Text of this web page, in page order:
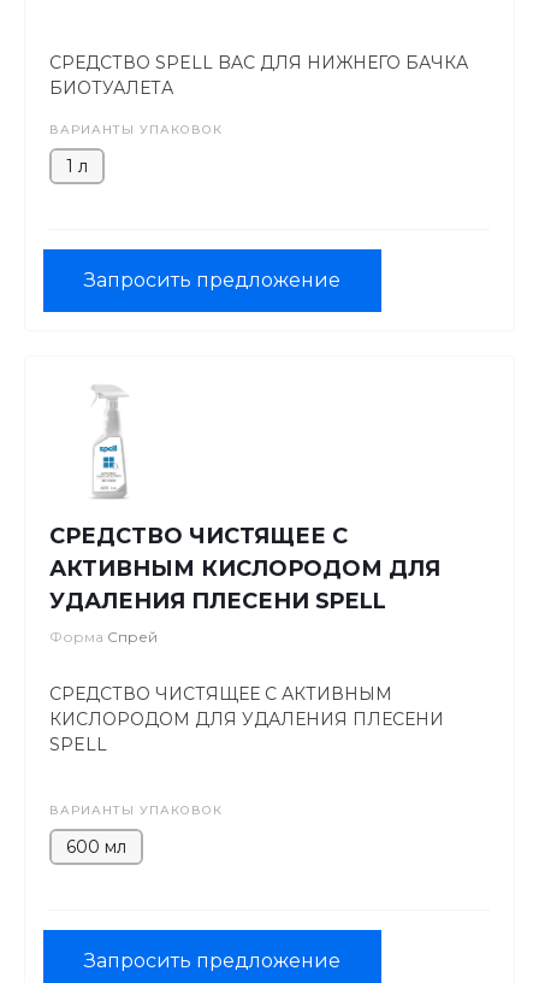
СРЕДСТВО SPELL BAC ДЛЯ НИЖНЕГО БАЧКА
БИОТУАЛЕТА
ВАРИАНТЫ УПАКОВОК
1 л
Запросить предложение
СРЕДСТВО ЧИСТЯЩЕЕ С
АКТИВНЫМ КИСЛОРОДОМ ДЛЯ
УДАЛЕНИЯ ПЛЕСЕНИ SPELL
Форма Спрей
СРЕДСТВО ЧИСТЯЩЕЕ С АКТИВНЫМ
КИСЛОРОДОМ ДЛЯ УДАЛЕНИЯ ПЛЕСЕНИ
SPELL
ВАРИАНТЫ УПАКОВОК
600 мл
Запросить предложение